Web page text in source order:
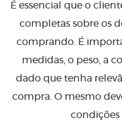
É essencial que o
completas sobre os
comprando. É
medidas, o peso, a
dado que tenha
compra. O mesmo
condições